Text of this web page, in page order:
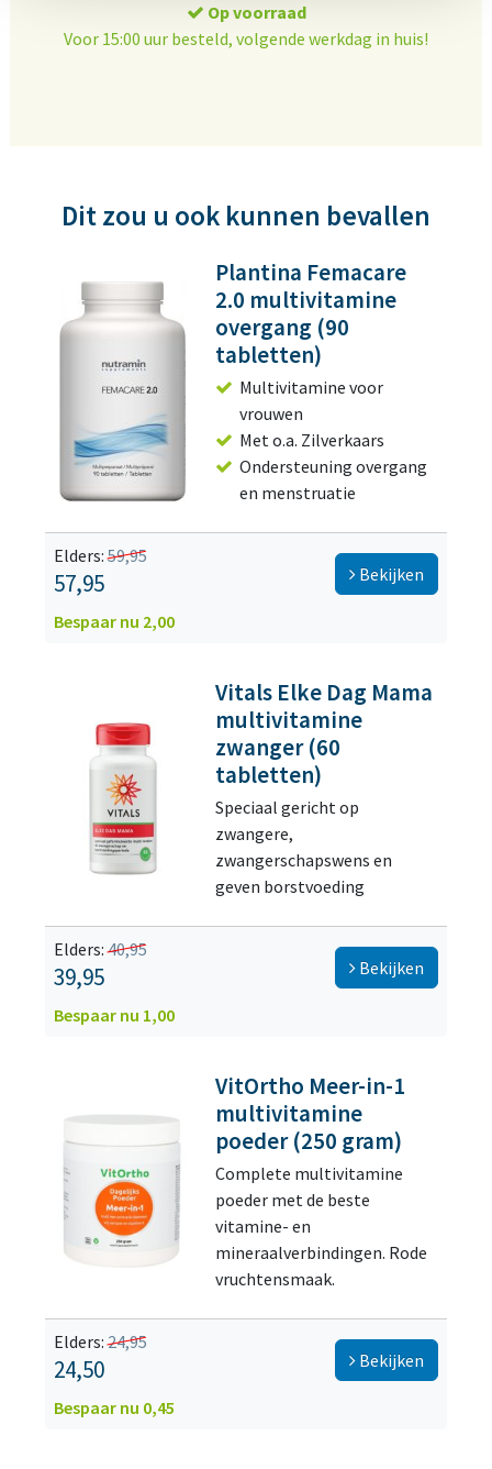
Op voorraad
Voor 15:00 uur besteld, volgende werkdag in huis!
Dit zou u ook kunnen bevallen
Plantina Femacare
2.0 multivitamine
overgang (90
tabletten)
Multivitamine voor
vrouwen
Met o.a. Zilverkaars
Ondersteuning overgang
en menstruatie
Elders:59,95
57,95
Bespaar nu 2,00
Bekijken
Vitals Elke Dag Mama
multivitamine
zwanger (60
tabletten)
Speciaal gericht op
zwangere,
zwangerschapswens en
geven borstvoeding
Elders:40,95
39,95
Bespaar nu 1,00
Bekijken
VitOrtho Meer-in-1
multivitamine
poeder (250 gram)
Complete multivitamine
poeder met de beste
vitamine- en
mineraalverbindingen. Rode
vruchtensmaak.
Elders:24,95
24,50
Bespaar nu 0,45
Bekijken